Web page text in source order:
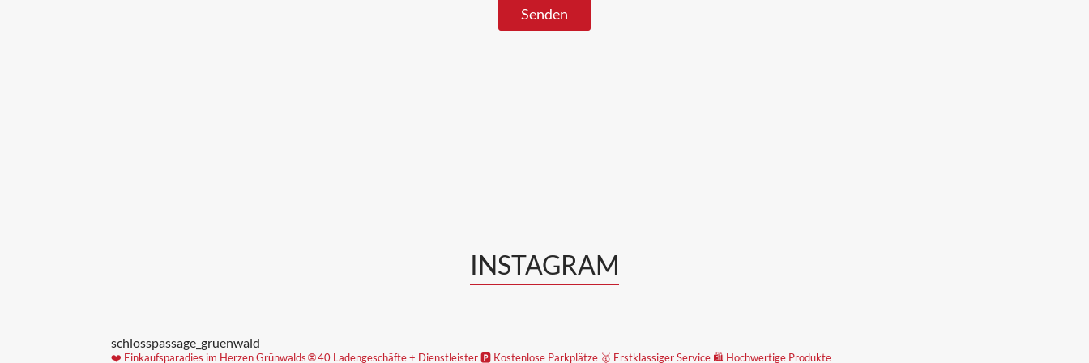
INSTAGRAM
schlosspassage_gruenwald
❤️ Einkaufsparadies im Herzen Grünwalds🌐 40 Ladengeschäfte + Dienstleister🅿️ Kostenlose Parkplätze 🥇 Erstklassiger Service 🛍 Hochwertige Produkte